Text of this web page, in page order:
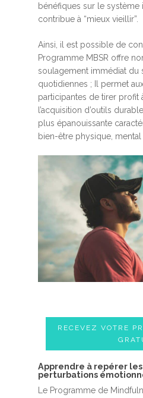
bénéfiques sur le système
contribue à “mieux vieillir”.
Ainsi, il est possible de
Programme MBSR offre
soulagement immédiat du
quotidiennes ; Il permet
participantes de tirer profit
l’acquisition d’outils
plus épanouissante
bien-être physique, mental
RECEVEZ VOTRE
A​pprendre à repérer
perturbations
Le Programme de